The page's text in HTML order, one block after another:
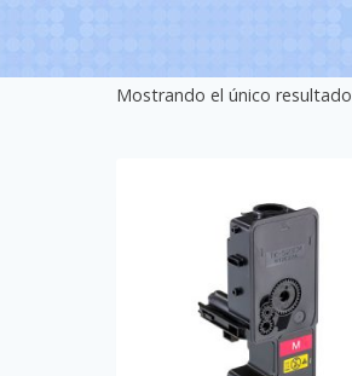
Mostrando el único resultado